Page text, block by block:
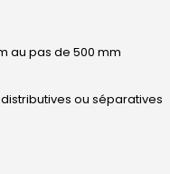
au pas de 500 mm
ou séparatives